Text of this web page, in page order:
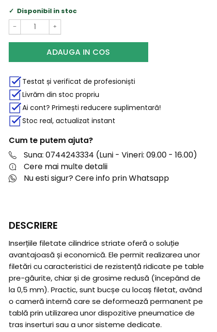
Disponibil in stoc
− +
ADAUGA IN COS
Testat și verificat de profesioniști
Livrăm din stoc propriu
Ai cont? Primești reducere suplimentară!
Stoc real, actualizat instant
Cum te putem ajuta?
Suna: 0744243334 (Luni - Vineri: 09.00 - 16.00)
Cere mai multe detalii
Nu esti sigur? Cere info prin Whatsapp
DESCRIERE
Inserțiile filetate cilindrice striate oferă o soluție
avantajoasă și economică. Ele permit realizarea unor
filetări cu caracteristici de rezistență ridicate pe table
pre-găurite, chiar și de grosime redusă (începând de
la 0,5 mm). Practic, sunt bucșe cu locaș filetat, având
o cameră internă care se deformează permanent pe
tablă prin utilizarea unor dispozitive pneumatice de
tras inserturi sau a unor sisteme dedicate.